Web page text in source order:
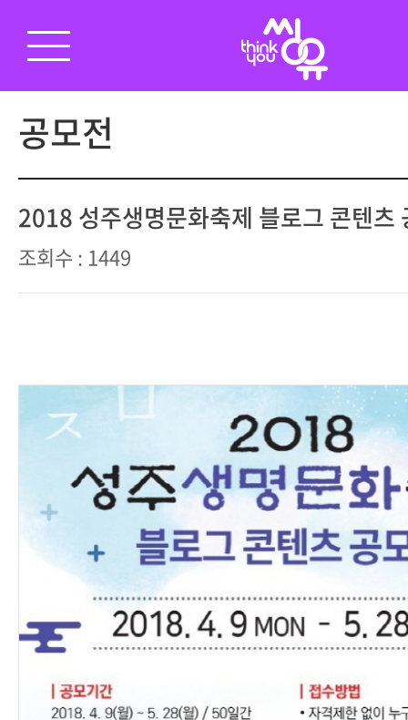
공모전
2018 성주생명문화축제 블로그 콘텐츠
조회수 : 1449